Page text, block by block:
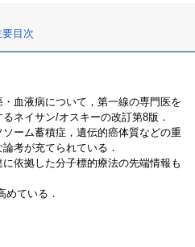
要目次
血液病について，第一線の専門医を
ネイサン/オスキーの改訂第8版．
ーム蓄積症，遺伝的癌体質などの重
考が充てられている．
依拠した分子標的療法の先端情報も
めている．